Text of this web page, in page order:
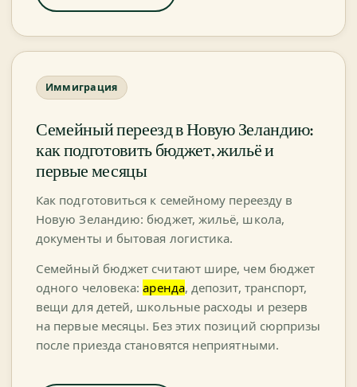
Иммиграция
Семейный переезд в Новую Зеландию:
как подготовить бюджет, жильё и
первые месяцы
Как подготовиться к семейному переезду в
Новую Зеландию: бюджет, жильё, школа,
документы и бытовая логистика.
Семейный бюджет считают шире, чем бюджет
одного человека:аренда, депозит, транспорт,
вещи для детей, школьные расходы и резерв
на первые месяцы. Без этих позиций сюрпризы
после приезда становятся неприятными.